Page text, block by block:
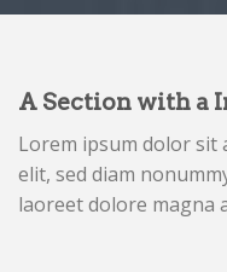
A Section with a
Lorem ipsum dolor sit
elit, sed diam
laoreet dolore magna